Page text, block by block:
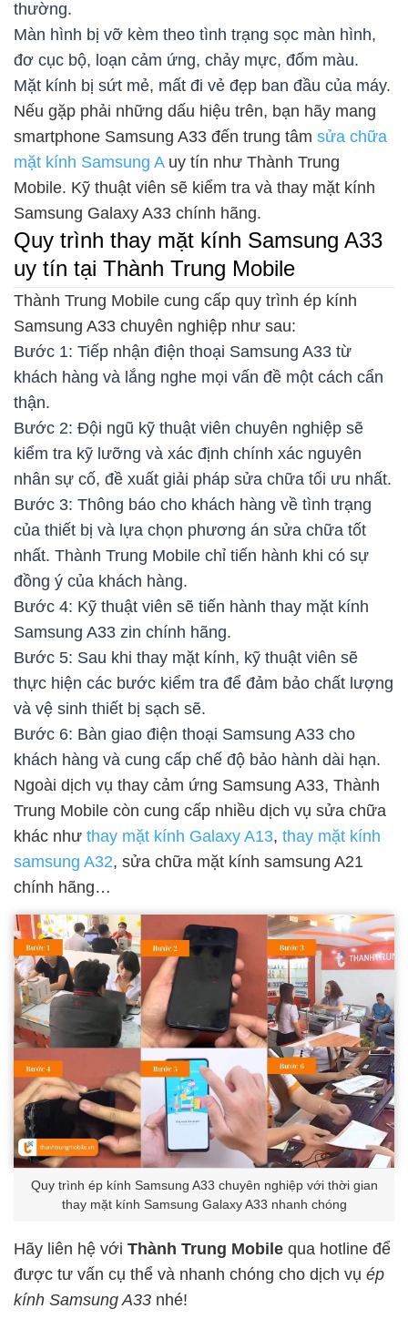
thường.
Màn hình bị vỡ kèm theo tình trạng sọc màn hình,
đơ cục bộ, loạn cảm ứng, chảy mực, đốm màu.
Mặt kính bị sứt mẻ, mất đi vẻ đẹp ban đầu của máy.
Nếu gặp phải những dấu hiệu trên, bạn hãy mang
smartphone Samsung A33 đến trung tâm sửa chữa
mặt kính Samsung Auy tín như Thành Trung
Mobile. Kỹ thuật viên sẽ kiểm tra và thay mặt kính
Samsung Galaxy A33 chính hãng.
Quy trình thay mặt kính Samsung A33
uy tín tại Thành Trung Mobile
Thành Trung Mobile cung cấp quy trình ép kính
Samsung A33 chuyên nghiệp như sau:
Bước 1: Tiếp nhận điện thoại Samsung A33 từ
khách hàng và lắng nghe mọi vấn đề một cách cẩn
thận.
Bước 2: Đội ngũ kỹ thuật viên chuyên nghiệp sẽ
kiểm tra kỹ lưỡng và xác định chính xác nguyên
nhân sự cố, đề xuất giải pháp sửa chữa tối ưu nhất.
Bước 3: Thông báo cho khách hàng về tình trạng
của thiết bị và lựa chọn phương án sửa chữa tốt
nhất. Thành Trung Mobile chỉ tiến hành khi có sự
đồng ý của khách hàng.
Bước 4: Kỹ thuật viên sẽ tiến hành thay mặt kính
Samsung A33 zin chính hãng.
Bước 5: Sau khi thay mặt kính, kỹ thuật viên sẽ
thực hiện các bước kiểm tra để đảm bảo chất lượng
và vệ sinh thiết bị sạch sẽ.
Bước 6: Bàn giao điện thoại Samsung A33 cho
khách hàng và cung cấp chế độ bảo hành dài hạn.
Ngoài dịch vụ thay cảm ứng Samsung A33, Thành
Trung Mobile còn cung cấp nhiều dịch vụ sửa chữa
khác như thay mặt kính Galaxy A13, thay mặt kính
samsung A32, sửa chữa mặt kính samsung A21
chính hãng…
Quy trình ép kính Samsung A33 chuyên nghiệp với thời gian
thay mặt kính Samsung Galaxy A33 nhanh chóng
Hãy liên hệ với Thành Trung Mobile qua hotline để
được tư vấn cụ thể và nhanh chóng cho dịch vụ ép
kính Samsung A33 nhé!